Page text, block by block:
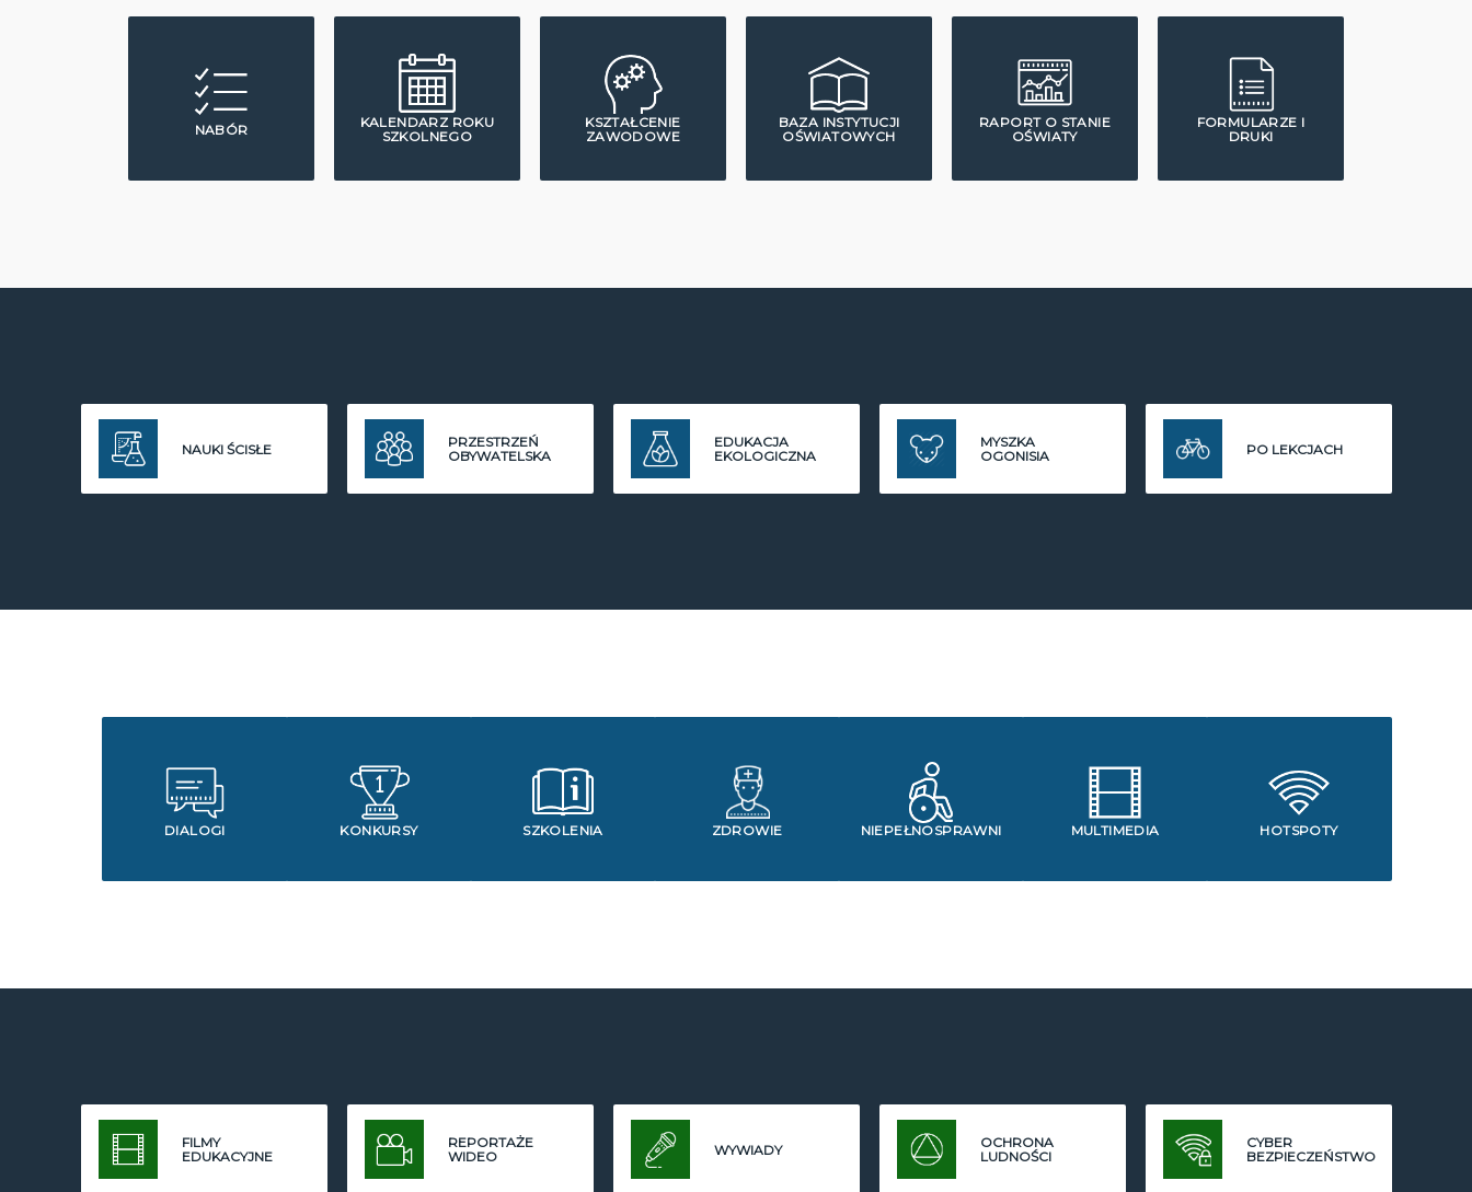
NABÓR
KALENDARZ ROKU
SZKOLNEGO
KSZTAŁCENIE
ZAWODOWE
BAZA INSTYTUCJI
OŚWIATOWYCH
RAPORT O STANIE
OŚWIATY
FORMULARZE I
DRUKI
NAUKI ŚCISŁE
PRZESTRZEŃ
OBYWATELSKA
EDUKACJA
EKOLOGICZNA
MYSZKA
OGONISIA
PO LEKCJACH
DIALOGI KONKURSY SZKOLENIA ZDROWIE NIEPEŁNOSPRAWNI MULTIMEDIA HOTSPOTY
FILMY
EDUKACYJNE
REPORTAŻE
WIDEO
WYWIADY
OCHRONA
LUDNOŚCI
CYBER
BEZPIECZEŃSTWO